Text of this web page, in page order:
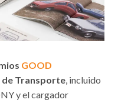
GOOD
Transporte, incluido
y el cargador